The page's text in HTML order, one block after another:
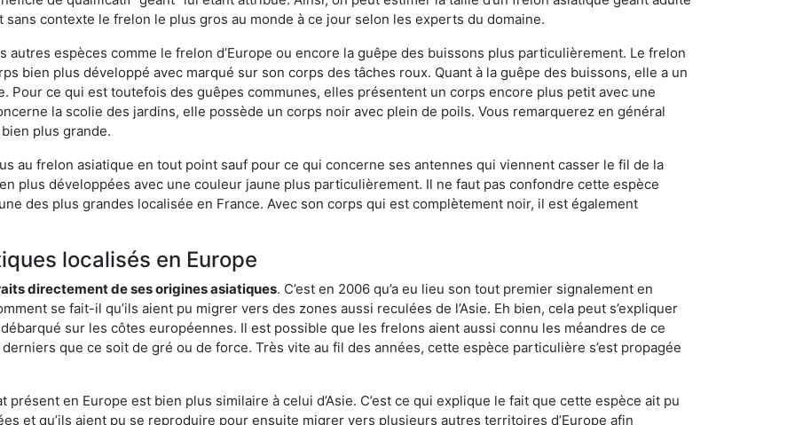
sans contexte le frelon le plus gros au monde à ce jour selon les experts du domaine.
autres espèces comme le frelon d’Europe ou encore la guêpe des buissons plus particulièrement. Le frelon
bien plus développé avec marqué sur son corps des tâches roux. Quant à la guêpe des buissons, elle a un
Pour ce qui est toutefois des guêpes communes, elles présentent un corps encore plus petit avec une
la scolie des jardins, elle possède un corps noir avec plein de poils. Vous remarquerez en général
plus grande.
au frelon asiatique en tout point sauf pour ce qui concerne ses antennes qui viennent casser le fil de la
plus développées avec une couleur jaune plus particulièrement. Il ne faut pas confondre cette espèce
des plus grandes localisée en France. Avec son corps qui est complètement noir, il est également
localisés en Europe
directement de ses origines asiatiques. C’est en 2006 qu’a eu lieu son tout premier signalement en
se fait-il qu’ils aient pu migrer vers des zones aussi reculées de l’Asie. Eh bien, cela peut s’expliquer
sur les côtes européennes. Il est possible que les frelons aient aussi connu les méandres de ce
que ce soit de gré ou de force. Très vite au fil des années, cette espèce particulière s’est propagée
en Europe est bien plus similaire à celui d’Asie. C’est ce qui explique le fait que cette espèce ait pu
et qu’ils aient pu se reproduire pour ensuite migrer vers plusieurs autres territoires d’Europe afin